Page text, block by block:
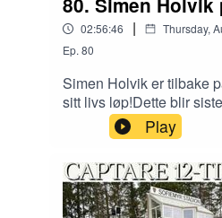
80. Simen
02:56:46 | Thursday,
Ep. 80
Simen Holvik er tilbake
sitt livs løp!Dette blir
som er planlagt, hvorfor
introduksjonen til
dobbeltopptreden, først i
telefon fra
vært en del av reisen, på
Play